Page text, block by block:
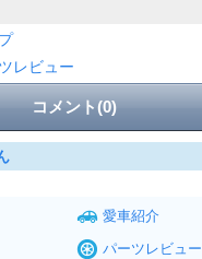
レビュー
コメント(0)
愛車紹介
パーツレビュー